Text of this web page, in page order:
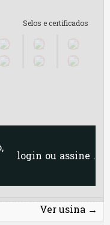
Selos e certificados
login ou assine .
Ver usina →